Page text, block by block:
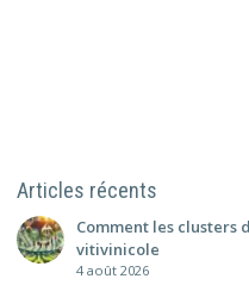
Articles récents
Comment les clusters
vitivinicole
4 août 2026